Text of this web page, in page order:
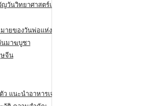
วันวิทยาศาสตร์แห่งชาติ
ยของวันพ่อแห่งชาติ
มาฆบูชา
ษจีน
ว แนะนำอาหารเจ